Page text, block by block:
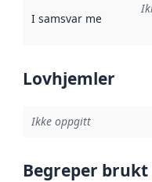
I samsvar med
Lovhjemler
Ikke oppgitt
Begreper